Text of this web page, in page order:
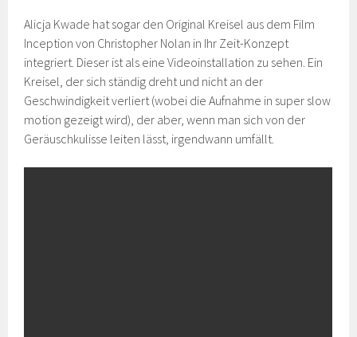
Alicja Kwade hat sogar den Original Kreisel aus dem Film
Inception von Christopher Nolan in Ihr Zeit-Konzept
integriert. Dieser ist als eine Videoinstallation zu sehen. Ein
Kreisel, der sich ständig dreht und nicht an der
Geschwindigkeit verliert (wobei die Aufnahme in super slow
motion gezeigt wird), der aber, wenn man sich von der
Geräuschkulisse leiten lässt, irgendwann umfällt.